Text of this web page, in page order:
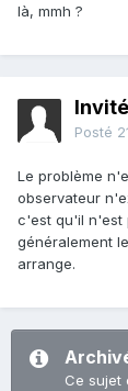
là, mmh ?
Posté
Le problème
observateur
c'est qu'il n'est
généralement
arrange.
Ce sujet